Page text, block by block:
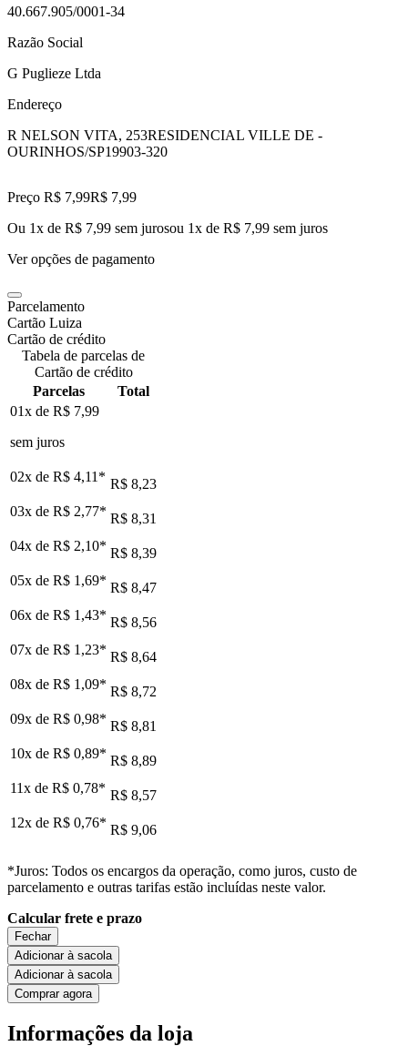
40.667.905/0001-34
Razão Social
G Puglieze Ltda
Endereço
R NELSON VITA, 253RESIDENCIAL VILLE DE -
OURINHOS/SP19903-320
Preço R$ 7,99R$ 7,99
Ou 1x de R$ 7,99 sem jurosou 1x de R$ 7,99 sem juros
Ver opções de pagamento
Parcelamento
Cartão Luiza
Cartão de crédito
Tabela de parcelas de
Cartão de crédito
Parcelas
Total
01x de R$ 7,99
sem juros
02x de R$ 4,11 * R$ 8,23
03x de R$ 2,77* R$ 8,31
04x de R$ 2,10* R$ 8,39
05x de R$ 1,69* R$ 8,47
06x de R$ 1,43* R$ 8,56
07x de R$ 1,23* R$ 8,64
08x de R$ 1,09* R$ 8,72
09x de R$ 0,98* R$ 8,81
10x de R$ 0,89* R$ 8,89
11x de R$ 0,78* R$ 8,57
12x de R$ 0,76* R$ 9,06
*Juros: Todos os encargos da operação, como juros, custo de
parcelamento e outras tarifas estão incluídas neste valor.
Calcular frete e prazo
Fechar
Adicionar à sacola
Adicionar à sacola
Comprar agora
Informações da loja